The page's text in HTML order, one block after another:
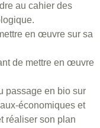
au cahier des
en œuvre sur sa
de mettre en œuvre
passage en bio sur
économiques et
réaliser son plan